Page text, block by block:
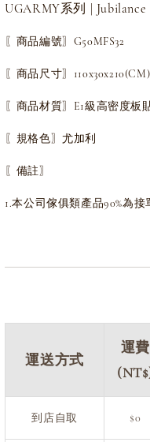
UGARMY系列 | Jubilance
〖商品編號〗G50MFS32
〖商品尺寸〗110x30x210(CM)
〖商品材質〗E1級高密度板
〖規格色〗尤加利
〖備註〗
1.本公司傢俱類產品90%為
運送方式
運費
到店自取 $0